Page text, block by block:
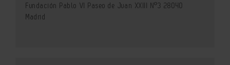
Fundación Pablo VI Paseo de Juan XXIII Nº3 28040
Madrid